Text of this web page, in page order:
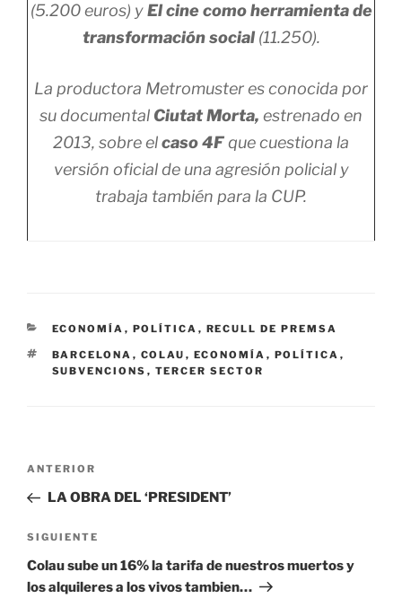
(5.200 euros) yEl cine como herramienta de
transformación social(11.250).
La productora Metromuster es conocida por
su documental Ciutat Morta, estrenado en
2013, sobre elcaso 4Fque cuestiona la
versión oficial de una agresión policial y
trabaja también para la CUP.
CATEGORÍAS
ECONOMÍA , POLÍTICA , RECULL DE PREMSA
ETIQUETAS
BARCELONA , COLAU , ECONOMÍA , POLÍTICA ,
SUBVENCIONS , TERCER SECTOR
Navegación
entradas
Entrada
anterior:
ANTERIOR
LA OBRA DEL ‘PRESIDENT’
Siguiente
entrada
SIGUIENTE
Colau sube un 16% la tarifa de nuestros muertos y
los alquileres a los vivos tambien…